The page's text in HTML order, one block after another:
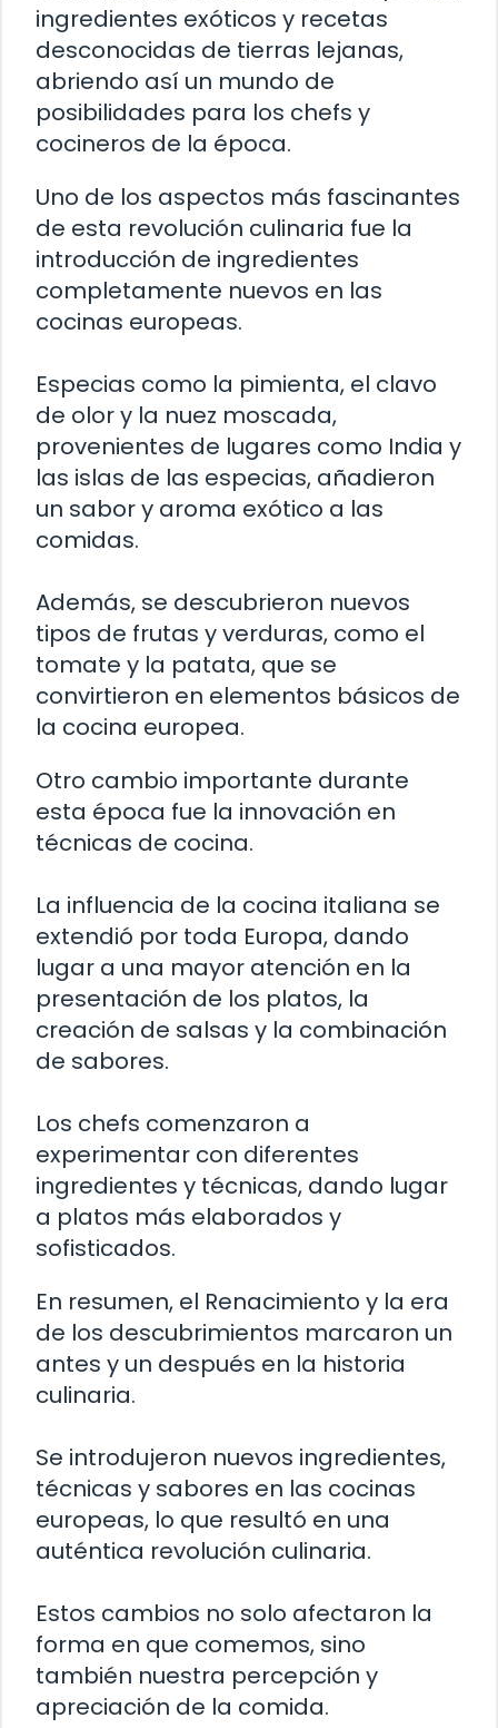
ingredientes exóticos y recetas
desconocidas de tierras lejanas,
abriendo así un mundo de
posibilidades para los chefs y
cocineros de la época.
Uno de los aspectos más fascinantes
de esta revolución culinaria fue la
introducción de ingredientes
completamente nuevos en las
cocinas europeas.
Especias como la pimienta, el clavo
de olor y la nuez moscada,
provenientes de lugares como India y
las islas de las especias, añadieron
un sabor y aroma exótico a las
comidas.
Además, se descubrieron nuevos
tipos de frutas y verduras, como el
tomate y la patata, que se
convirtieron en elementos básicos de
la cocina europea.
Otro cambio importante durante
esta época fue la innovación en
técnicas de cocina.
La influencia de la cocina italiana se
extendió por toda Europa, dando
lugar a una mayor atención en la
presentación de los platos, la
creación de salsas y la combinación
de sabores.
Los chefs comenzaron a
experimentar con diferentes
ingredientes y técnicas, dando lugar
a platos más elaborados y
sofisticados.
En resumen, el Renacimiento y la era
de los descubrimientos marcaron un
antes y un después en la historia
culinaria.
Se introdujeron nuevos ingredientes,
técnicas y sabores en las cocinas
europeas, lo que resultó en una
auténtica revolución culinaria.
Estos cambios no solo afectaron la
forma en que comemos, sino
también nuestra percepción y
apreciación de la comida.